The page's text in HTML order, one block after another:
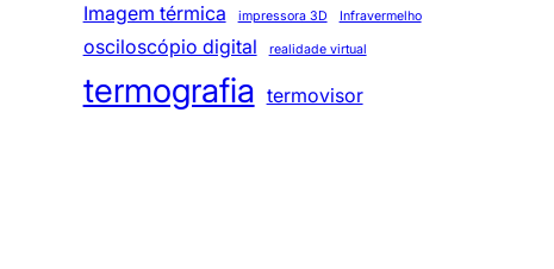
Imagem térmica
impressora 3D Infravermelho
osciloscópio digital realidade virtual
termografia termovisor